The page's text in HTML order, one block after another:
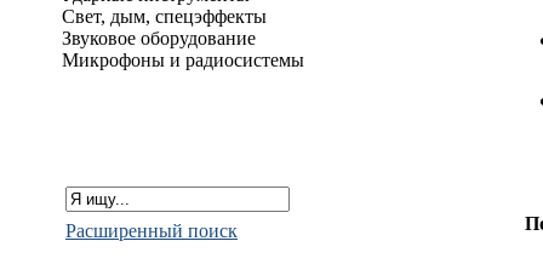
Свет, дым, спецэффекты
Звуковое оборудование
Микрофоны и радиосистемы
Расширенный поиск